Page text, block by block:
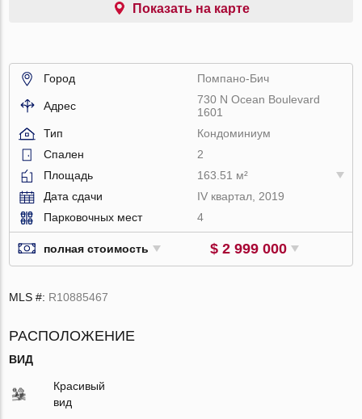
Показать на карте
Город Помпано-Бич
Адрес
730 N Ocean Boulevard
1601
Тип
Кондоминиум
Спален
2
Площадь
163.51 м²
Дата сдачи
IV квартал, 2019
Парковочных мест
4
полная стоимость $ 2 999 000
MLS #: R10885467
РАСПОЛОЖЕНИЕ
ВИД
Красивый
вид